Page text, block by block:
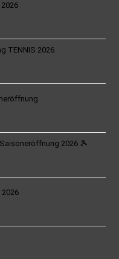
TENNIS 2026
2026 🎾